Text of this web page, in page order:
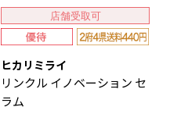
店舗受取可
ヒカリミライ
リンクル イノベーション セ
ラム